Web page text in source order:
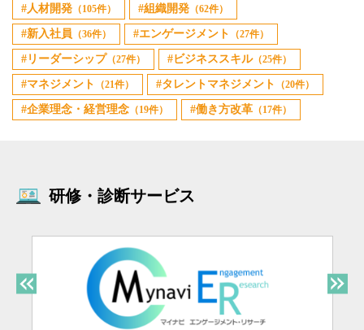
人材開発 （105件） 組織開発 （62件）
新入社員 （36件） エンゲージメント （27件）
リーダーシップ（27件） ビジネススキル（25件）
マネジメント （21件） タレントマネジメント （20件）
企業理念・経営理念 （19件） 働き方改革 （17件）
研修・診断サービス